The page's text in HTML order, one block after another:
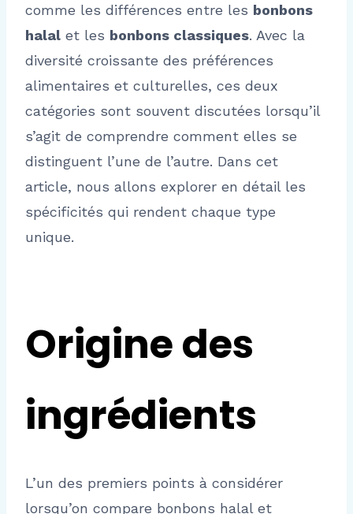
comme les différences entre les bonbons
halal et les bonbons classiques. Avec la
diversité croissante des préférences
alimentaires et culturelles, ces deux
catégories sont souvent discutées lorsqu’il
s’agit de comprendre comment elles se
distinguent l’une de l’autre. Dans cet
article, nous allons explorer en détail les
spécificités qui rendent chaque type
unique.
Origine des
ingrédients
L’un des premiers points à considérer
lorsqu’on compare bonbons halal et